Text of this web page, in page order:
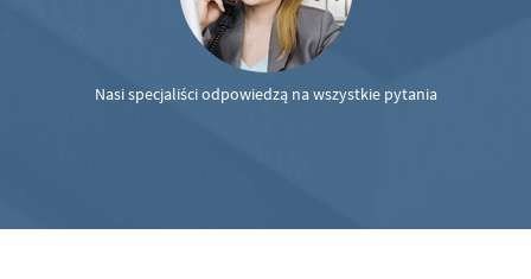
Nasi specjaliści odpowiedzą na wszystkie pytania